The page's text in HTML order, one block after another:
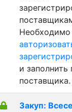
Необходимо
и заполнить
поставщика.
Закуп: